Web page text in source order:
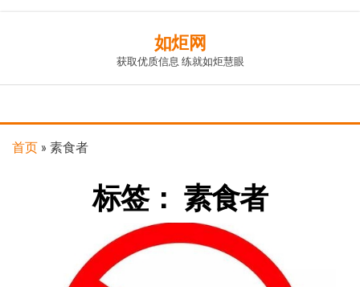
content
如炬网
获取优质信息 练就如炬慧眼
首页 » 素食者
标签： 素食者